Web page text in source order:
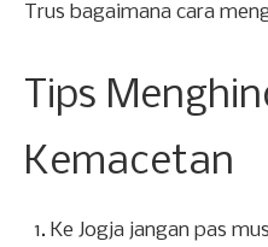
Trus bagaimana cara
Tips
Kemacetan
Ke Jogja jangan pas